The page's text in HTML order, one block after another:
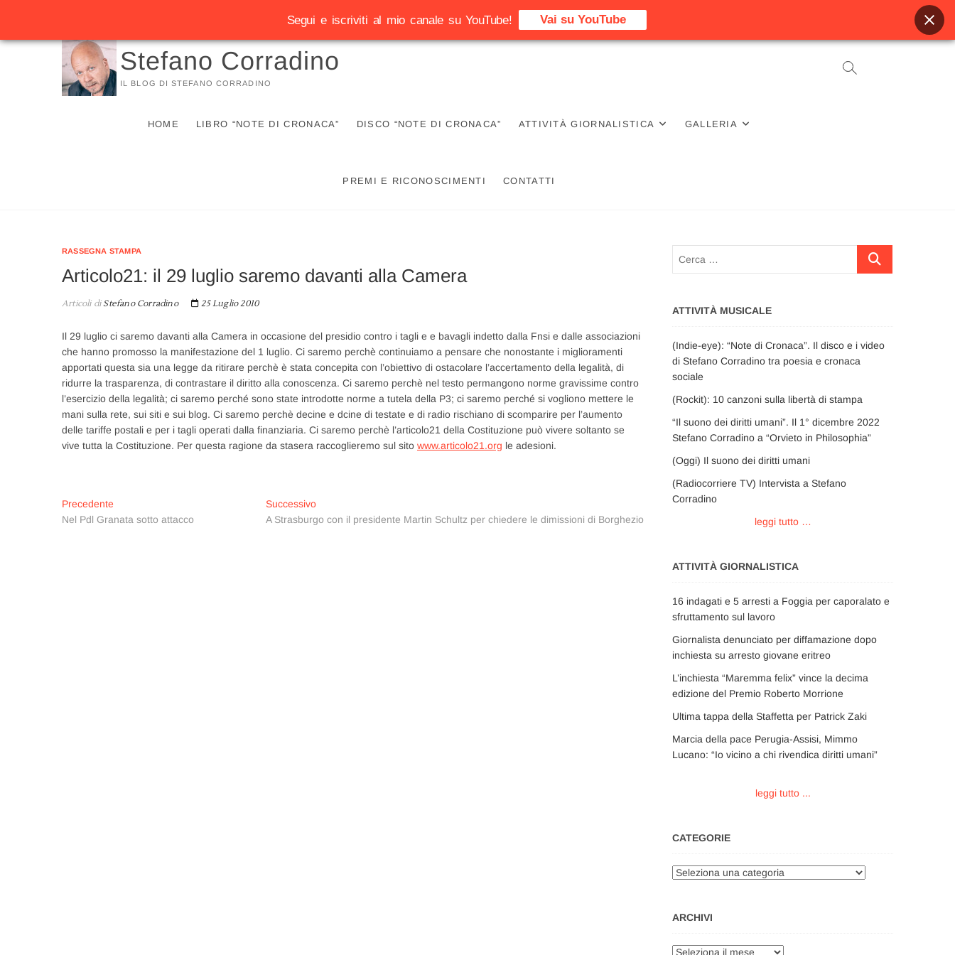
Vai
Stefano Corradino
IL BLOG DI STEFANO CORRADINO
HOME LIBRO “NOTE DI CRONACA” DISCO “NOTE DI CRONACA” ATTIVITÀ GIORNALISTICA GALLERIA
PREMI E RICONOSCIMENTI CONTATTI
RASSEGNA STAMPA
Articolo21: il 29 luglio saremo davanti alla Camera
Articoli diStefano Corradino 25 Luglio 2010
Il 29 luglio ci saremo davanti alla Camera in occasione del presidio contro i tagli e e bavagli indetto dalla Fnsi e dalle associazioni
che hanno promosso la manifestazione del 1 luglio. Ci saremo perchè continuiamo a pensare che nonostante i miglioramenti
apportati questa sia una legge da ritirare perchè è stata concepita con l’obiettivo di ostacolare l’accertamento della legalità, di
ridurre la trasparenza, di contrastare il diritto alla conoscenza. Ci saremo perchè nel testo permangono norme gravissime contro
l’esercizio della legalità; ci saremo perché sono state introdotte norme a tutela della P3; ci saremo perché si vogliono mettere le
mani sulla rete, sui siti e sui blog. Ci saremo perchè decine e dcine di testate e di radio rischiano di scomparire per l’aumento
delle tariffe postali e per i tagli operati dalla finanziaria. Ci saremo perchè l’articolo21 della Costituzione può vivere soltanto se
vive tutta la Costituzione. Per questa ragione da stasera raccoglieremo sul sito www.articolo21.org le adesioni.
Navigazione
articoli
Precedente
precedente:
Nel Pdl Granata sotto attacco
SuccessivoArticolo
successivo:
A Strasburgo con il presidente Martin Schultz per chiedere le dimissioni di Borghezio
Cerca
ATTIVITÀ MUSICALE
(Indie-eye): “Note di Cronaca”. Il disco e i video
di Stefano Corradino tra poesia e cronaca
sociale
(Rockit): 10 canzoni sulla libertà di stampa
“Il suono dei diritti umani”. Il 1° dicembre 2022
Stefano Corradino a “Orvieto in Philosophia”
(Oggi) Il suono dei diritti umani
(Radiocorriere TV) Intervista a Stefano
Corradino
leggi tutto …
ATTIVITÀ GIORNALISTICA
16 indagati e 5 arresti a Foggia per caporalato e
sfruttamento sul lavoro
Giornalista denunciato per diffamazione dopo
inchiesta su arresto giovane eritreo
L’inchiesta “Maremma felix” vince la decima
edizione del Premio Roberto Morrione
Ultima tappa della Staffetta per Patrick Zaki
Marcia della pace Perugia-Assisi, Mimmo
Lucano: “Io vicino a chi rivendica diritti umani”
leggi tutto ...
CATEGORIE
Categorie
ARCHIVI
Archivi
Segui e iscriviti al mio canale su YouTube! Vai su YouTube